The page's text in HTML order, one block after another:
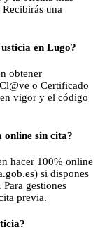
una
en Lugo?
obtener
o Certificado
vigor y el código
online sin cita?
hacer 100% online
si dispones
gestiones
previa.